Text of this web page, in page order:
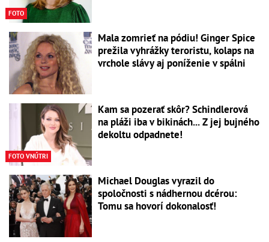
FOTO
Mala zomrieť na pódiu! Ginger Spice
prežila vyhrážky teroristu, kolaps na
vrchole slávy aj poníženie v spálni
FOTO VNÚTRI
Kam sa pozerať skôr? Schindlerová
na pláži iba v bikinách... Z jej bujného
dekoltu odpadnete!
Michael Douglas vyrazil do
spoločnosti s nádhernou dcérou:
Tomu sa hovorí dokonalosť!